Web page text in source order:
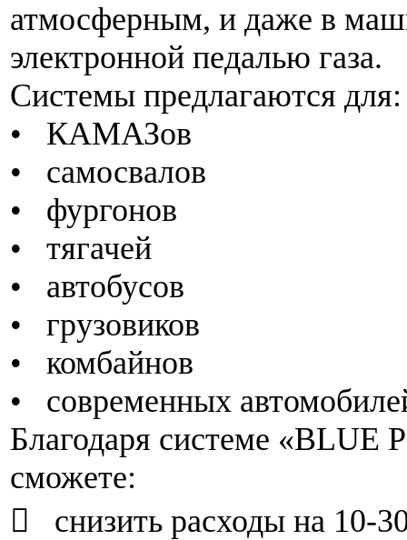
атмосферным, и даже в
электронной педалью газа.
Системы предлагаются для:
• КАМАЗов
• самосвалов
• фургонов
• тягачей
• автобусов
• грузовиков
• комбайнов
• современных
Благодаря системе «BLUE
сможете:
 снизить расходы на 10-